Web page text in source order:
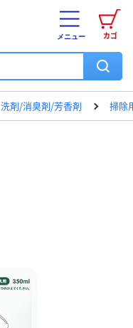
カゴ
メニュー
洗剤/消臭剤/芳香剤 掃除